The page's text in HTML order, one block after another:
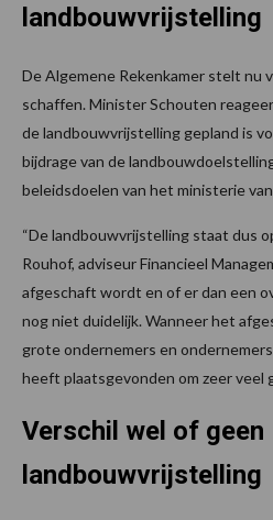
landbouwvrijstelling
De Algemene Rekenkamer stelt nu
schaffen. Minister Schouten
de landbouwvrijstelling gepland is
bijdrage van de
beleidsdoelen van het ministerie
“De landbouwvrijstelling staat dus
Rouhof, adviseur Financieel
afgeschaft wordt en of er dan een
nog niet duidelijk. Wanneer het
grote ondernemers en
heeft plaatsgevonden om zeer veel
Verschil wel of geen
landbouwvrijstelling